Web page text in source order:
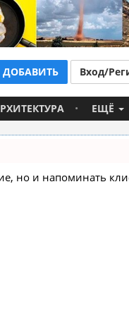
ДОБАВИТЬ Вход/
ЕЩЁ
но и напоминать